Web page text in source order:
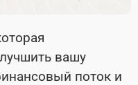
вашу
поток и